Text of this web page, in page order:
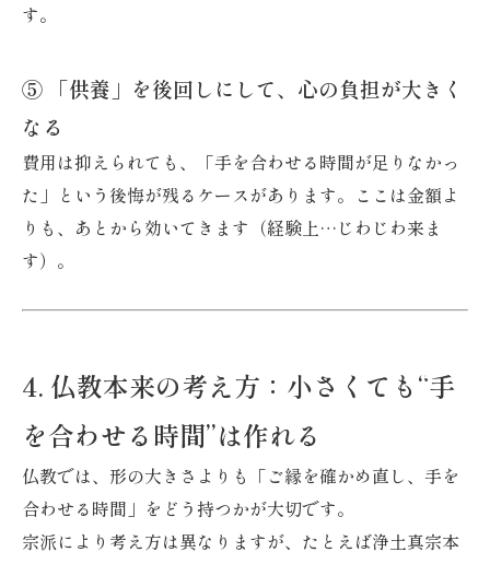
す。
⑤ 「供養」を後回しにして、心の負担が大きく
なる
費用は抑えられても、「手を合わせる時間が足りなかっ
た」という後悔が残るケースがあります。ここは金額よ
りも、あとから効いてきます（経験上…じわじわ来ま
す）。
4. 仏教本来の考え方：小さくても“手
を合わせる時間”は作れる
仏教では、形の大きさよりも「ご縁を確かめ直し、手を
合わせる時間」をどう持つかが大切です。
宗派により考え方は異なりますが、たとえば浄土真宗本